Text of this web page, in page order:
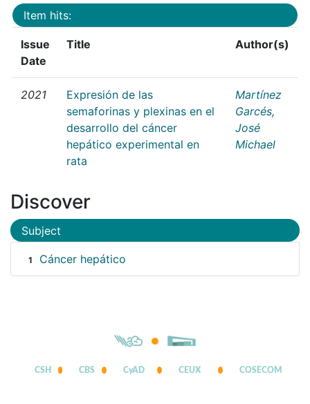
Item hits:
Issue
Date
Title Author(s)
2021
Expresión de las
semaforinas y plexinas en el
desarrollo del cáncer
hepático experimental en
rata
Martínez
Garcés,
José
Michael
Discover
Subject
1 Cáncer hepático
CSH CBS CyAD CEUX COSECOM